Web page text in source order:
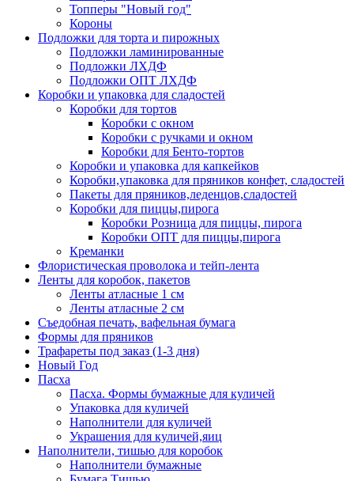
Топперы "Новый год"
Короны
Подложки для торта и пирожных
Подложки ламинированные
Подложки ЛХДФ
Подложки ОПТ ЛХДФ
Коробки и упаковка для сладостей
Коробки для тортов
Коробки с окном
Коробки с ручками и окном
Коробки для Бенто-тортов
Коробки и упаковка для капкейков
Коробки,упаковка для пряников конфет, сладостей
Пакеты для пряников,леденцов,сладостей
Коробки для пиццы,пирога
Коробки Розница для пиццы, пирога
Коробки ОПТ для пиццы,пирога
Креманки
Флористическая проволока и тейп-лента
Ленты для коробок, пакетов
Ленты атласные 1 см
Ленты атласные 2 см
Съедобная печать, вафельная бумага
Формы для пряников
Трафареты под заказ (1-3 дня)
Новый Год
Пасха
Пасха. Формы бумажные для куличей
Упаковка для куличей
Наполнители для куличей
Украшения для куличей,яиц
Наполнители, тишью для коробок
Наполнители бумажные